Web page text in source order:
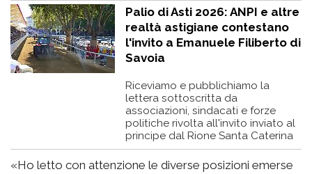
Palio di Asti 2026: ANPI e altre
realtà astigiane contestano
l'invito a Emanuele Filiberto di
Savoia
Riceviamo e pubblichiamo la
lettera sottoscritta da
associazioni, sindacati e forze
politiche rivolta all'invito inviato al
principe dal Rione Santa Caterina
«Ho letto con attenzione le diverse posizioni emerse